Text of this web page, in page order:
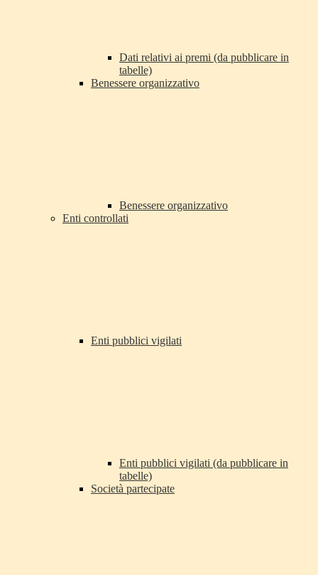
Dati relativi ai premi (da pubblicare in
tabelle)
Benessere organizzativo
Benessere organizzativo
Enti controllati
Enti pubblici vigilati
Enti pubblici vigilati (da pubblicare in
tabelle)
Società partecipate